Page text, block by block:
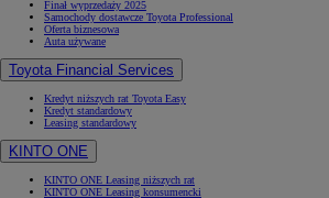
Finał wyprzedaży 2025
Samochody dostawcze Toyota Professional
Oferta biznesowa
Auta używane
Toyota Financial Services
Kredyt niższych rat Toyota Easy
Kredyt standardowy
Leasing standardowy
KINTO ONE
KINTO ONE Leasing niższych rat
KINTO ONE Leasing konsumencki